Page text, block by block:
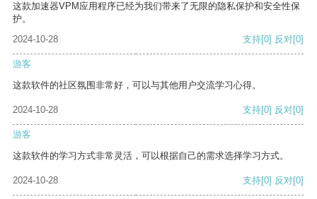
这款加速器VPM应用程序已经为我们带来了无限的隐私保护和安全性保
护。
2024-10-28
支持[0] 反对[0]
游客
这款软件的社区氛围非常好，可以与其他用户交流学习心得。
2024-10-28 支持[0] 反对[0]
游客
这款软件的学习方式非常灵活，可以根据自己的需求选择学习方式。
2024-10-28 支持[0] 反对[0]